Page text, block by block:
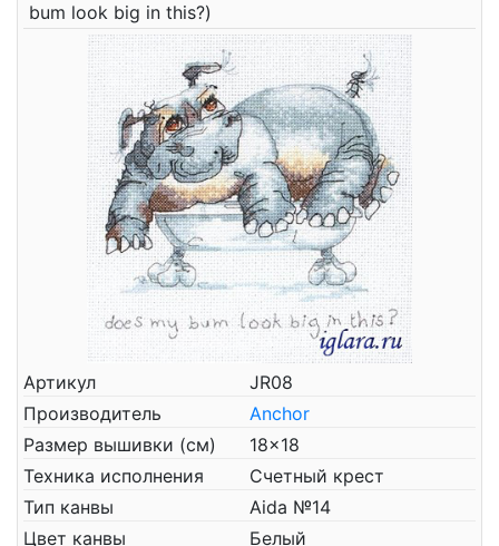
bum look big in this?)
Артикул
JR08
Производитель
Anchor
Размер вышивки (см)
18x18
Техника исполнения
Счетный крест
Тип канвы
Aida №14
Цвет канвы
Белый